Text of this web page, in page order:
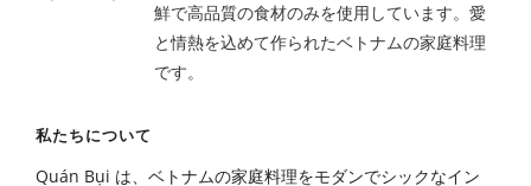
鮮で高品質の食材のみを使用しています。愛
と情熱を込めて作られたベトナムの家庭料理
です。
私たちについて
Quán Bụi は、ベトナムの家庭料理をモダンでシックなイン